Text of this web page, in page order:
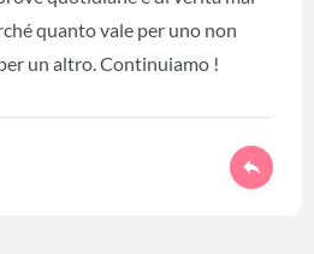
quanto vale per uno non
un altro. Continuiamo !